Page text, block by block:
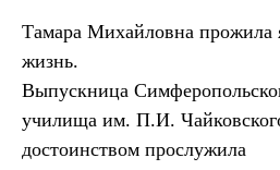
Тамара Михайловна прожила
жизнь.
Выпускница
училища им. П.И.
достоинством прослужила